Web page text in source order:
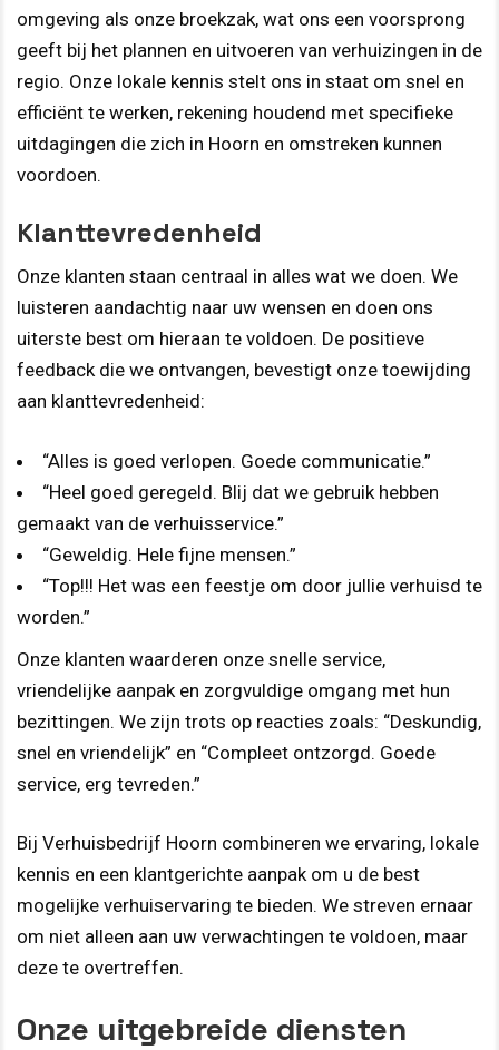
omgeving als onze broekzak, wat ons een voorsprong
geeft bij het plannen en uitvoeren van verhuizingen in de
regio. Onze lokale kennis stelt ons in staat om snel en
efficiënt te werken, rekening houdend met specifieke
uitdagingen die zich in Hoorn en omstreken kunnen
voordoen.
Klanttevredenheid
Onze klanten staan centraal in alles wat we doen. We
luisteren aandachtig naar uw wensen en doen ons
uiterste best om hieraan te voldoen. De positieve
feedback die we ontvangen, bevestigt onze toewijding
aan klanttevredenheid:
“Alles is goed verlopen. Goede communicatie.”
“Heel goed geregeld. Blij dat we gebruik hebben
gemaakt van de verhuisservice.”
“Geweldig. Hele fijne mensen.”
“Top!!! Het was een feestje om door jullie verhuisd te
worden.”
Onze klanten waarderen onze snelle service,
vriendelijke aanpak en zorgvuldige omgang met hun
bezittingen. We zijn trots op reacties zoals: “Deskundig,
snel en vriendelijk” en “Compleet ontzorgd. Goede
service, erg tevreden.”
Bij Verhuisbedrijf Hoorn combineren we ervaring, lokale
kennis en een klantgerichte aanpak om u de best
mogelijke verhuiservaring te bieden. We streven ernaar
om niet alleen aan uw verwachtingen te voldoen, maar
deze te overtreffen.
Onze uitgebreide diensten